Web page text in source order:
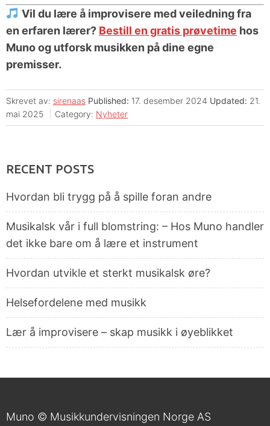
Vil du lære å improvisere med veiledning fra
en erfaren lærer? Bestill en gratis prøvetime hos
Muno og utforsk musikken på dine egne
premisser.
Skrevet av: sirenaas Published: 17. desember 2024 Updated: 21.
mai 2025
Category: Nyheter
RECENT POSTS
Hvordan bli trygg på å spille foran andre
Musikalsk vår i full blomstring: – Hos Muno handler
det ikke bare om å lære et instrument
Hvordan utvikle et sterkt musikalsk øre?
Helsefordelene med musikk
Lær å improvisere – skap musikk i øyeblikket
Muno © Musikkundervisningen Norge AS